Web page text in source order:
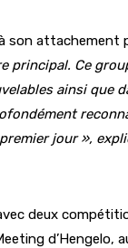
attachement
principal. Ce
ainsi
jour »,
deux